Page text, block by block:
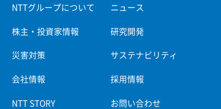
NTTグループについて ニュース
株主・投資家情報 研究開発
災害対策 サステナビリティ
会社情報 採用情報
NTT STORY お問い合わせ